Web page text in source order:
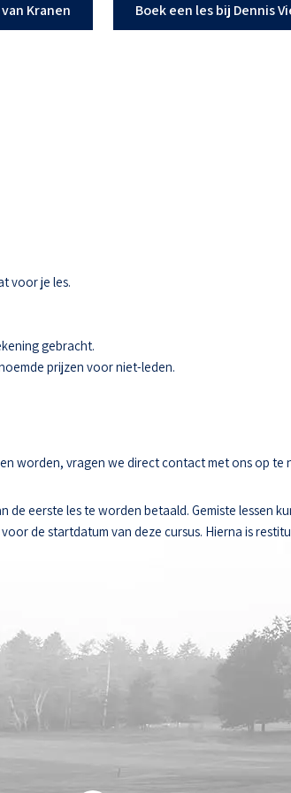
Kranen Boek een les bij Dennis
voor je les.
gebracht.
prijzen voor niet-leden.
worden, vragen we direct contact met ons op te
eerste les te worden betaald. Gemiste lessen
de startdatum van deze cursus. Hierna is